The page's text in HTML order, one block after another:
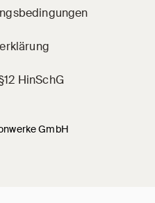
GmbH
HinSchG